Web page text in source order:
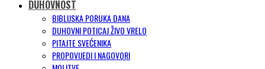
DUHOVNOST
BIBLIJSKA PORUKA DANA
DUHOVNI POTICAJ ŽIVO VRELO
PITAJTE SVEĆENIKA
PROPOVIJEDI I NAGOVORI